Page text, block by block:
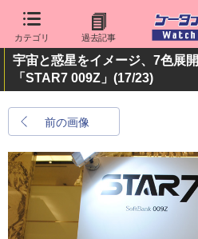
カテゴリ 過去記事
宇宙と惑星をイメージ、7色展
「STAR7 009Z」 (17/23)
前の画像